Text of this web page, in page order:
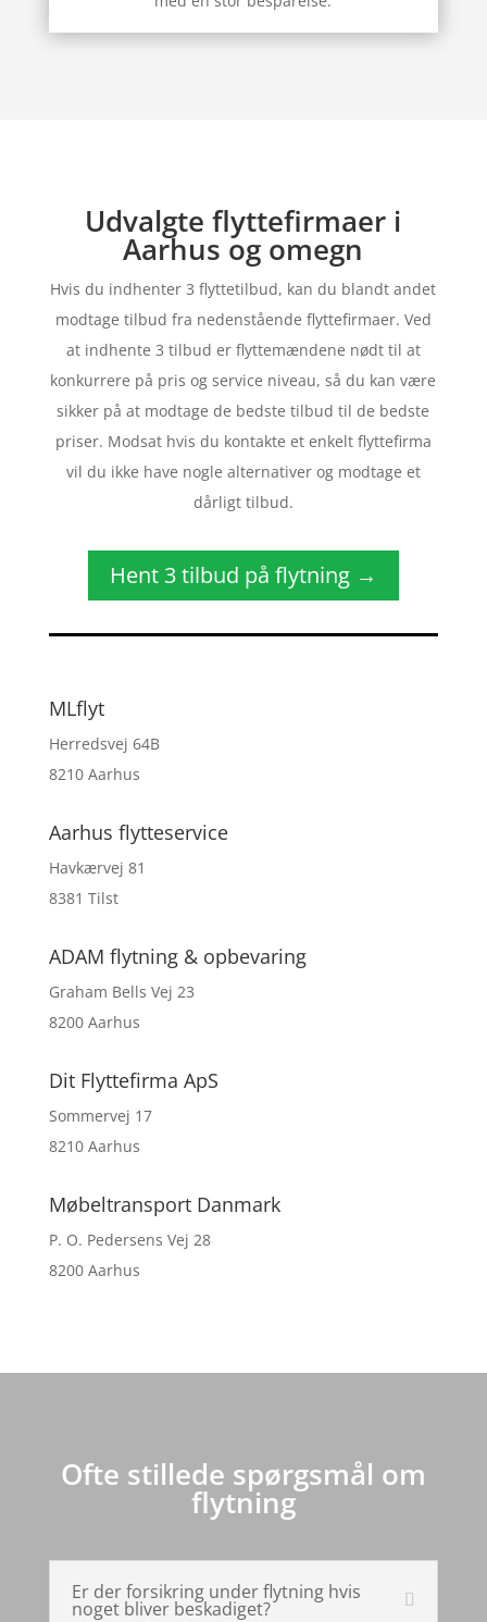
Udvalgte flyttefirmaer i
Aarhus og omegn
Hvis du indhenter 3 flyttetilbud, kan du blandt andet
modtage tilbud fra nedenstående flyttefirmaer. Ved
at indhente 3 tilbud er flyttemændene nødt til at
konkurrere på pris og service niveau, så du kan være
sikker på at modtage de bedste tilbud til de bedste
priser. Modsat hvis du kontakte et enkelt flyttefirma
vil du ikke have nogle alternativer og modtage et
dårligt tilbud.
Hent 3 tilbud på flytning →
MLflyt
Herredsvej 64B
8210 Aarhus
Aarhus flytteservice
Havkærvej 81
8381 Tilst
ADAM flytning & opbevaring
Graham Bells Vej 23
8200 Aarhus
Dit Flyttefirma ApS
Sommervej 17
8210 Aarhus
Møbeltransport Danmark
P. O. Pedersens Vej 28
8200 Aarhus
Ofte stillede spørgsmål om
flytning
Er der forsikring under flytning hvis
noget bliver beskadiget?